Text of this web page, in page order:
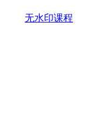
无水印课程